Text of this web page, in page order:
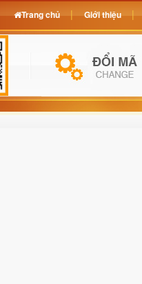
Trang chủ Giới thiệu